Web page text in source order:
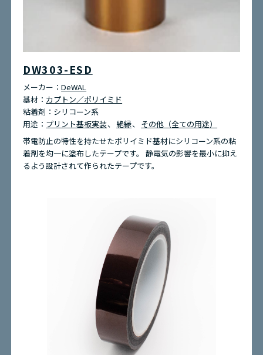
DW303-ESD
メーカー：DeWAL
基材： カプトン／ポリイミド
粘着剤： シリコーン系
用途： プリント基板実装 絶縁
その他（全ての用途）
帯電防止の特性を持たせたポリイミド基材にシリコーン系の粘
着剤を均一に塗布したテープです。 静電気の影響を最小に抑え
るよう設計されて作られたテープです。